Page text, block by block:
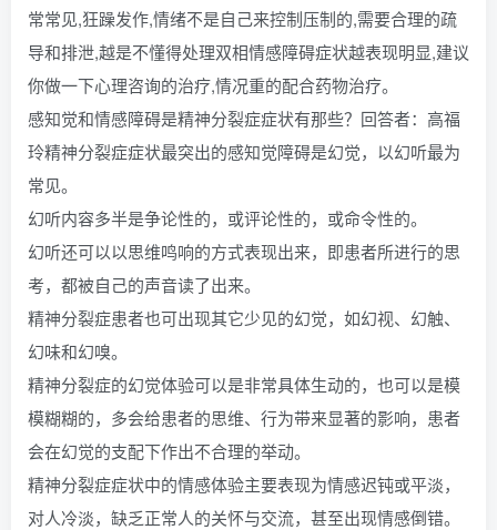
常常见,狂躁发作,情绪不是自己来控制压制的,需要合理的疏
导和排泄,越是不懂得处理双相情感障碍症状越表现明显,建议
你做一下心理咨询的治疗,情况重的配合药物治疗。
感知觉和情感障碍是精神分裂症症状有那些？回答者：高福
玲精神分裂症症状最突出的感知觉障碍是幻觉，以幻听最为
常见。
幻听内容多半是争论性的，或评论性的，或命令性的。
幻听还可以以思维鸣响的方式表现出来，即患者所进行的思
考，都被自己的声音读了出来。
精神分裂症患者也可出现其它少见的幻觉，如幻视、幻触、
幻味和幻嗅。
精神分裂症的幻觉体验可以是非常具体生动的，也可以是模
模糊糊的，多会给患者的思维、行为带来显著的影响，患者
会在幻觉的支配下作出不合理的举动。
精神分裂症症状中的情感体验主要表现为情感迟钝或平淡，
对人冷淡，缺乏正常人的关怀与交流，甚至出现情感倒错。